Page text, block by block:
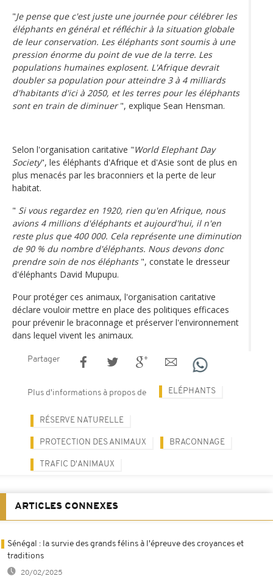
"Je pense que c'est juste une journée pour célébrer les
éléphants en général et réfléchir à la situation globale
de leur conservation. Les éléphants sont soumis à une
pression énorme du point de vue de la terre. Les
populations humaines explosent. L'Afrique devrait
doubler sa population pour atteindre 3 à 4 milliards
d'habitants d'ici à 2050, et les terres pour les éléphants
sont en train de diminuer", explique Sean Hensman.
Selon l'organisation caritative "World Elephant Day
Society", les éléphants d'Afrique et d'Asie sont de plus en
plus menacés par les braconniers et la perte de leur
habitat.
" Si vous regardez en 1920, rien qu'en Afrique, nous
avions 4 millions d'éléphants et aujourd'hui, il n'en
reste plus que 400 000. Cela représente une diminution
de 90 % du nombre d'éléphants. Nous devons donc
prendre soin de nos éléphants", constate le dresseur
d'éléphants David Mupupu.
Pour protéger ces animaux, l'organisation caritative
déclare vouloir mettre en place des politiques efficaces
pour prévenir le braconnage et préserver l'environnement
dans lequel vivent les animaux.
Partager
Plus d'informations à propos de ELÉPHANTS
RÉSERVE NATURELLE
PROTECTION DES ANIMAUX BRACONNAGE
TRAFIC D'ANIMAUX
ARTICLES CONNEXES
Sénégal : la survie des grands félins à l'épreuve des croyances et
traditions
20/02/2025